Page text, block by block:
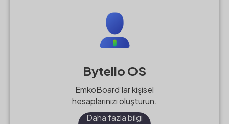
Bytello OS
EmkoBoard’lar kişisel
hesaplarınızı oluşturun.
Daha fazla bilgi